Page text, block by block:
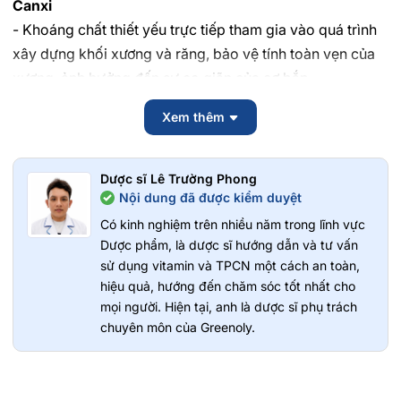
Canxi
- Khoáng chất thiết yếu trực tiếp tham gia vào quá trình
xây dựng khối xương và răng, bảo vệ tính toàn vẹn của
xương, ảnh hưởng đến sự co giãn của cơ bắp.
- Canxi góp phần vào quá trình đông máu bình thường
và giúp tim hoạt động tốt hơn. Tham gia vào các quá
cạnh đó còn cải thiện sức đề kháng, giảm nguy cơ dị
ứng và tăng cường hoạt động miễn dịch.
- Thiếu canxi buộc cơ thể phải nạp lại từ xương và dẫn
đến loãng xương, xương dễ gãy. Điều này cũng ảnh
hưởng đến các hệ thống và các cơ quan nơi canxi có liên
quan trực tiếp.
Xem thêm
Dược sĩ Lê Trường Phong
Nội dung đã được kiểm duyệt
Có kinh nghiệm trên nhiều năm trong lĩnh vực
Dược phẩm, là dược sĩ hướng dẫn và tư vấn
sử dụng vitamin và TPCN một cách an toàn,
hiệu quả, hướng đến chăm sóc tốt nhất cho
mọi người. Hiện tại, anh là dược sĩ phụ trách
chuyên môn của Greenoly.